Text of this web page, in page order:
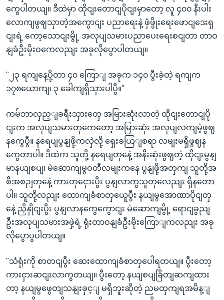
ကွေပါတယျ။ ဒီထဲမှာ ထိုငျးတောငျပိုငျးမှာတော့ လူ ၄၀၀ နီးပါး
လောကျဖွဈသှာတဲ့အကွောငျး ပညာရေးနဲ့ ဖှံဖွိုးရေးဖောငျဒေးရှ
ငျးရဲ့ ကော့သောငျးမွို့ အလုပျသမားပညာပေးရေးစငျတာ တာဝ
နျခံဦးမိုးဝကေလညျး အခုလိုပွောပါတယျ။
"၂၃ ရကျနေ့ပို့တာ ၄၀ ကြောျ အခုက ၁၄၀ ပွီးခဲ့တဲ့ ရကျက
၁၇၈ယောကျ၊ ၃ ခေါကျရှိသှားပါပွီ။"
ကမ်ဘာလှည့ျခရီးသှားတှေ အမြားဆုံးလာတဲ့ ထိုငျးတောငျပို
ငျးက အလုပျသမားတှကေတော့ အမြားဆုံး အလုပျလကျမဲ့ဖွဈ
နကွေပွီ။ နရေပျပွနျဖို့ကလှဲလို့ ရှေးခယြျစရာ လမျးမရှိဖွဈန
ကွေတာပါ။ ဒီထဲက သူတို့ နရေပျတှနေဲ့ အနီးဆုံးဖွဈတဲ့ ထိုငျးမွနျ
မာနယျစပျ၊ မဲဆောကျမွဝတီလမျးကနေ ပွနျဖို့အတှကျ သူတို့အ
စီအစဉျတှနေဲ့ ကားတှငှေားပွီး ပွနျလာကွသူတှလေညျး ရှိနတော
ပါ။ သူတို့လညျး ထောကျခံစာတှယေူပွီး နယျမွအောဏာပိုငျတှ
နေဲ့ ညှိနှိုငျးပွီး ပွနျလာနကွေကွောငျး မဲဆောကျမွို့ ရောငျခွညျ
ဦးအလုပျသမားအဖှဲ့ရဲ့ ရုံးတာဝနျခံဦးမိုးကြောျကလညျး အခု
လိုပွောပွပါတယျ။
"သံရုံးကို စာတငျပွီး ဆေးထောကျခံစာတှပေါရတယျ။ ပွီးတော့
ကားငှားဆငျးလာကွတယျ။ ပွီးတော့ နယျစပျခြိတျဆကျထား
တာ့ နယျမွဖွေတျသနျးခှင့ျ မရှိဘူးဆိုတဲ့ ညမထှကျရအမိန့ျ